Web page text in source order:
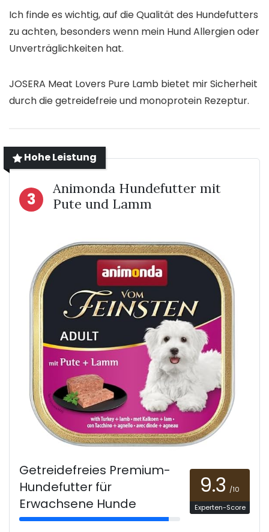
Ich finde es wichtig, auf die Qualität des Hundefutters
zu achten, besonders wenn mein Hund Allergien oder
Unverträglichkeiten hat.
JOSERA Meat Lovers Pure Lamb bietet mir Sicherheit
durch die getreidefreie und monoprotein Rezeptur.
Hohe Leistung
3
Animonda Hundefutter mit
Pute und Lamm
Getreidefreies Premium-
Hundefutter für
Erwachsene Hunde
9.3 /10
Experten-Score